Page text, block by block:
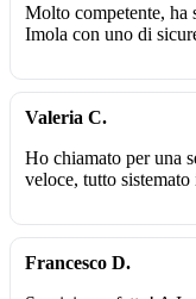
Molto competente, ha
Imola con uno di
Valeria C.
Ho chiamato per una
veloce, tutto
Francesco D.